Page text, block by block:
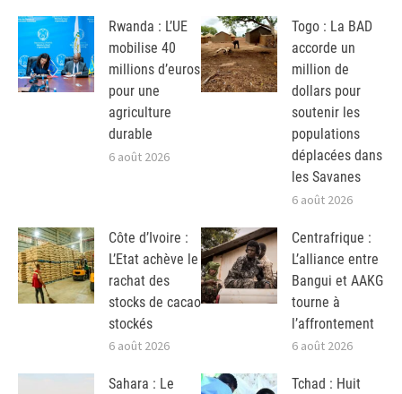
Rwanda : L’UE
mobilise 40
millions d’euros
pour une
agriculture
durable
6 août 2026
Togo : La BAD
accorde un
million de
dollars pour
soutenir les
populations
déplacées dans
les Savanes
6 août 2026
Côte d’Ivoire :
L’Etat achève le
rachat des
stocks de cacao
stockés
6 août 2026
Centrafrique :
L’alliance entre
Bangui et AAKG
tourne à
l’affrontement
6 août 2026
Sahara : Le
Tchad : Huit